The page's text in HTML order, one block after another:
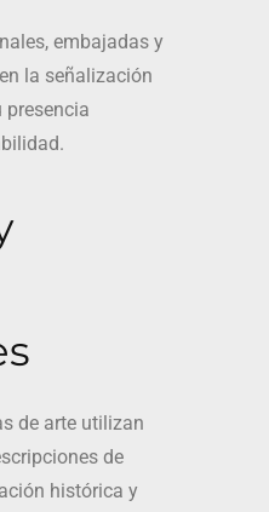
embajadas y
la señalización
presencia
de arte utilizan
de
histórica y